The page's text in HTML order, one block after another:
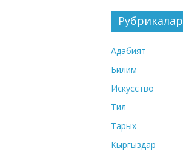
Рубрикалар
Адабият
Билим
Искусство
Тил
Тарых
Кыргыздар